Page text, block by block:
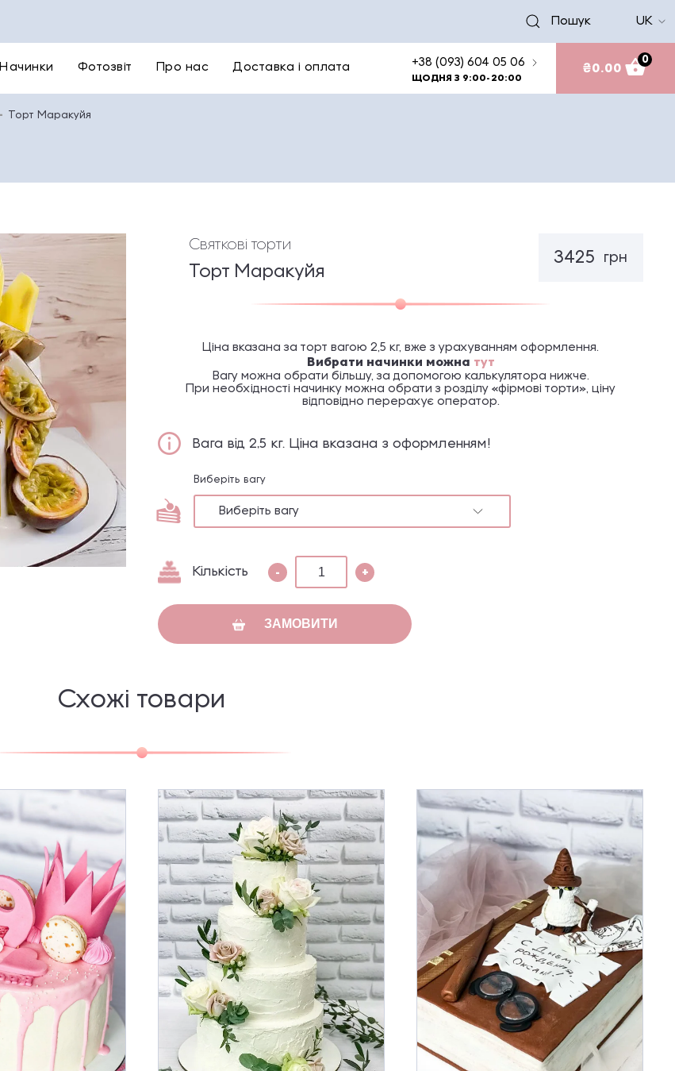
Пошук UK
Начинки Фотозвіт Про нас Доставка і оплата
+38 (093) 604 05 06
ЩОДНЯ З 9:00-20:00
₴0.00
0
Торт Маракуйя
Святкові торти
Торт Маракуйя
3425 грн
Ціна вказана за торт вагою 2,5 кг, вже з урахуванням оформлення.
Вибрати начинки можна тут
Вагу можна обрати більшу, за допомогою калькулятора нижче.
При необхідності начинку можна обрати з розділу «фірмові торти», ціну
відповідно перерахує оператор.
Вага від 2,5 кг. Ціна вказана з оформленням!
Виберіть вагу
Виберіть вагу
Кількість - +
ЗАМОВИТИ
Схожі товари